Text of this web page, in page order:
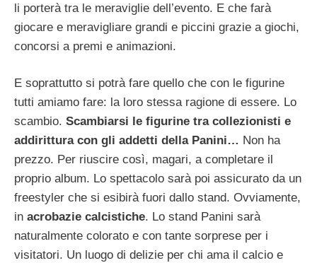
li porterà tra le meraviglie dell’evento. E che farà
giocare e meravigliare grandi e piccini grazie a giochi,
concorsi a premi e animazioni.
E soprattutto si potrà fare quello che con le figurine
tutti amiamo fare: la loro stessa ragione di essere. Lo
scambio. Scambiarsi le figurine tra collezionisti e
addirittura con gli addetti della Panini… Non ha
prezzo. Per riuscire così, magari, a completare il
proprio album. Lo spettacolo sarà poi assicurato da un
freestyler che si esibirà fuori dallo stand. Ovviamente,
in acrobazie calcistiche. Lo stand Panini sarà
naturalmente colorato e con tante sorprese per i
visitatori. Un luogo di delizie per chi ama il calcio e